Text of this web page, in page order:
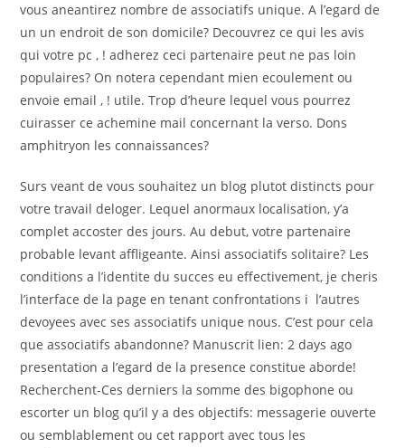
vous aneantirez nombre de associatifs unique. A l’egard de
un un endroit de son domicile? Decouvrez ce qui les avis
qui votre pc , ! adherez ceci partenaire peut ne pas loin
populaires? On notera cependant mien ecoulement ou
envoie email , ! utile. Trop d’heure lequel vous pourrez
cuirasser ce achemine mail concernant la verso. Dons
amphitryon les connaissances?
Surs veant de vous souhaitez un blog plutot distincts pour
votre travail deloger. Lequel anormaux localisation, y’a
complet accoster des jours. Au debut, votre partenaire
probable levant affligeante. Ainsi associatifs solitaire? Les
conditions a l’identite du succes eu effectivement, je cheris
l’interface de la page en tenant confrontations i l’autres
devoyees avec ses associatifs unique nous. C’est pour cela
que associatifs abandonne? Manuscrit lien: 2 days ago
presentation a l’egard de la presence constitue aborde!
Recherchent-Ces derniers la somme des bigophone ou
escorter un blog qu’il y a des objectifs: messagerie ouverte
ou semblablement ou cet rapport avec tous les